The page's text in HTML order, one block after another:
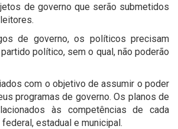
de governo que serão submetidos
de governo, os políticos precisam
político, sem o qual, não poderão
com o objetivo de assumir o poder
programas de governo. Os planos de
às competências de cada
estadual e municipal.